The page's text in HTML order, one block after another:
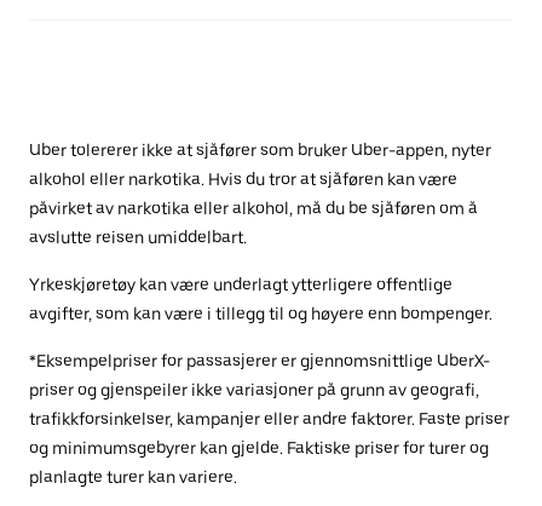
Uber tolererer ikke at sjåfører som bruker Uber-appen, nyter
alkohol eller narkotika. Hvis du tror at sjåføren kan være
påvirket av narkotika eller alkohol, må du be sjåføren om å
avslutte reisen umiddelbart.
Yrkeskjøretøy kan være underlagt ytterligere offentlige
avgifter, som kan være i tillegg til og høyere enn bompenger.
*Eksempelpriser for passasjerer er gjennomsnittlige UberX-
priser og gjenspeiler ikke variasjoner på grunn av geografi,
trafikkforsinkelser, kampanjer eller andre faktorer. Faste priser
og minimumsgebyrer kan gjelde. Faktiske priser for turer og
planlagte turer kan variere.